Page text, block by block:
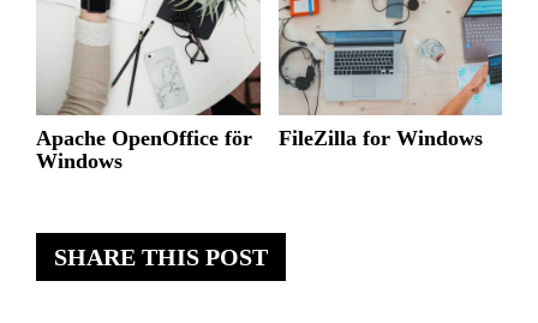
SHARE THIS POST
Apache OpenOffice för
Windows
FileZilla for Windows